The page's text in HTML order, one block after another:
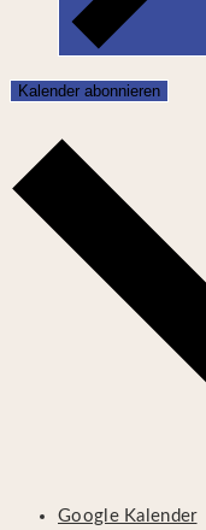
Kalender abonnieren
Google Kalender